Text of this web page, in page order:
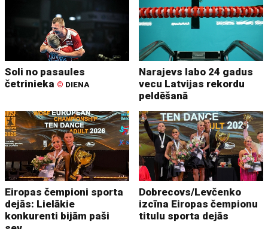
Soli no pasaules
četrinieka © DIENA
Narajevs labo 24 gadus
vecu Latvijas rekordu
peldēšanā
Eiropas čempioni sporta
dejās: Lielākie
konkurenti bijām paši
Dobrecovs/Levčenko
izcīna Eiropas čempionu
titulu sporta dejās